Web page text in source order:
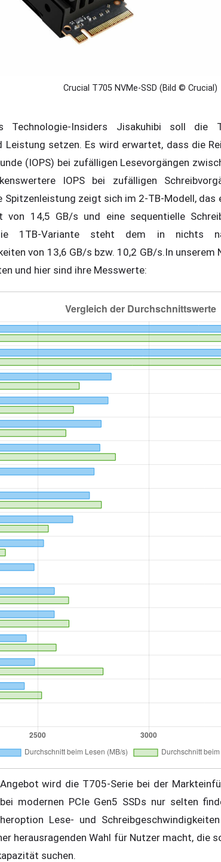
Crucial T705 NVMe-SSD (Bild © Crucial)
Technologie-Insiders Jisakuhibi soll die
Leistung setzen. Es wird erwartet, dass die
(IOPS) bei zufälligen Lesevorgängen
IOPS bei zufälligen
Spitzenleistung zeigt sich im 2-TB-Modell, das
von 14,5 GB/s und eine sequentielle
1TB-Variante steht dem in nichts
von 13,6 GB/s bzw. 10,2 GB/s.In unserem
und hier sind ihre Messwerte:
wird die T705-Serie bei der
modernen PCIe Gen5 SSDs nur selten
Lese- und
herausragenden Wahl für Nutzer macht, die
suchen.